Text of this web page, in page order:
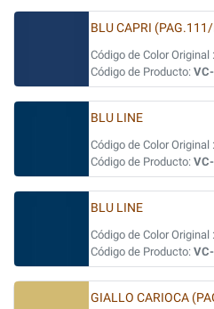
BLU CAPRI
Código de Color Original :
Código de Producto:
BLU LINE
Código de Color Original :
Código de Producto:
BLU LINE
Código de Color Original :
Código de Producto:
GIALLO CARIOCA